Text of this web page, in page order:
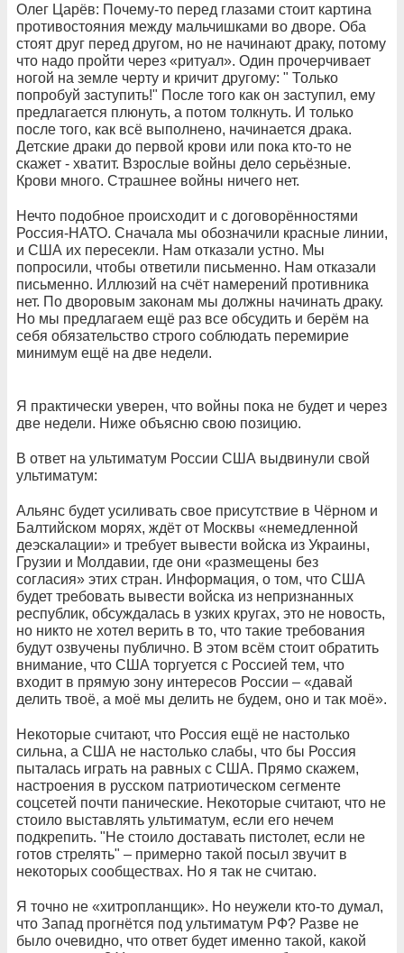
Олег Царёв: Почему-то перед глазами стоит картина
противостояния между мальчишками во дворе. Оба
стоят друг перед другом, но не начинают драку, потому
что надо пройти через «ритуал». Один прочерчивает
ногой на земле черту и кричит другому: " Только
попробуй заступить!" После того как он заступил, ему
предлагается плюнуть, а потом толкнуть. И только
после того, как всё выполнено, начинается драка.
Детские драки до первой крови или пока кто-то не
скажет - хватит. Взрослые войны дело серьёзные.
Крови много. Страшнее войны ничего нет.
Нечто подобное происходит и с договорённостями
Россия-НАТО. Сначала мы обозначили красные линии,
и США их пересекли. Нам отказали устно. Мы
попросили, чтобы ответили письменно. Нам отказали
письменно. Иллюзий на счёт намерений противника
нет. По дворовым законам мы должны начинать драку.
Но мы предлагаем ещё раз все обсудить и берём на
себя обязательство строго соблюдать перемирие
минимум ещё на две недели.
Я практически уверен, что войны пока не будет и через
две недели. Ниже объясню свою позицию.
В ответ на ультиматум России США выдвинули свой
ультиматум:
Альянс будет усиливать свое присутствие в Чёрном и
Балтийском морях, ждёт от Москвы «немедленной
деэскалации» и требует вывести войска из Украины,
Грузии и Молдавии, где они «размещены без
согласия» этих стран. Информация, о том, что США
будет требовать вывести войска из непризнанных
республик, обсуждалась в узких кругах, это не новость,
но никто не хотел верить в то, что такие требования
будут озвучены публично. В этом всём стоит обратить
внимание, что США торгуется с Россией тем, что
входит в прямую зону интересов России – «давай
делить твоё, а моё мы делить не будем, оно и так моё».
Некоторые считают, что Россия ещё не настолько
сильна, а США не настолько слабы, что бы Россия
пыталась играть на равных с США. Прямо скажем,
настроения в русском патриотическом сегменте
соцсетей почти панические. Некоторые считают, что не
стоило выставлять ультиматум, если его нечем
подкрепить. "Не стоило доставать пистолет, если не
готов стрелять" – примерно такой посыл звучит в
некоторых сообществах. Но я так не считаю.
Я точно не «хитропланщик». Но неужели кто-то думал,
что Запад прогнётся под ультиматум РФ? Разве не
было очевидно, что ответ будет именно такой, какой